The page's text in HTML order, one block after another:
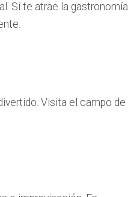
Si te atrae la gastronomía
Visita el campo de